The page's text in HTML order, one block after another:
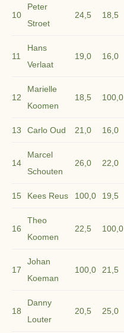
10
Peter
Stroet
24,5 18,5
11
Hans
Verlaat
19,0 16,0
12
Marielle
Koomen
18,5 100,0
13 Carlo Oud 21,0 16,0
14
Marcel
Schouten
26,0 22,0
15 Kees Reus 100,0 19,5
16
Theo
Koomen
22,5 100,0
17
Johan
Koeman
100,0 21,5
18
Danny
Louter
20,5 25,0